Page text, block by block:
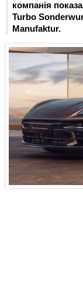
компанія
Turbo
Manufaktur.